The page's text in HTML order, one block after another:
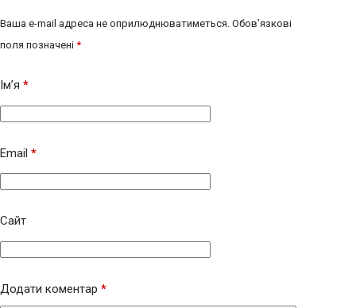
Ваша e-mail адреса не оприлюднюватиметься. Обов’язкові
поля позначені *
Ім’я *
Email *
Сайт
Додати коментар *